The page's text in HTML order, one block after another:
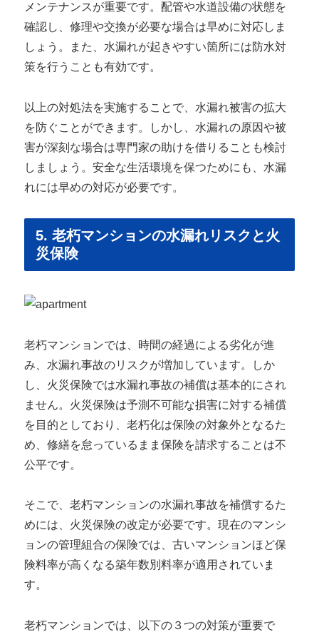
メンテナンスが重要です。配管や水道設備の状態を
確認し、修理や交換が必要な場合は早めに対応しま
しょう。また、水漏れが起きやすい箇所には防水対
策を行うことも有効です。
以上の対処法を実施することで、水漏れ被害の拡大
を防ぐことができます。しかし、水漏れの原因や被
害が深刻な場合は専門家の助けを借りることも検討
しましょう。安全な生活環境を保つためにも、水漏
れには早めの対応が必要です。
5. 老朽マンションの水漏れリスクと火
災保険
老朽マンションでは、時間の経過による劣化が進
み、水漏れ事故のリスクが増加しています。しか
し、火災保険では水漏れ事故の補償は基本的にされ
ません。火災保険は予測不可能な損害に対する補償
を目的としており、老朽化は保険の対象外となるた
め、修繕を怠っているまま保険を請求することは不
公平です。
そこで、老朽マンションの水漏れ事故を補償するた
めには、火災保険の改定が必要です。現在のマンシ
ョンの管理組合の保険では、古いマンションほど保
険料率が高くなる築年数別料率が適用されていま
す。
老朽マンションでは、以下の３つの対策が重要で